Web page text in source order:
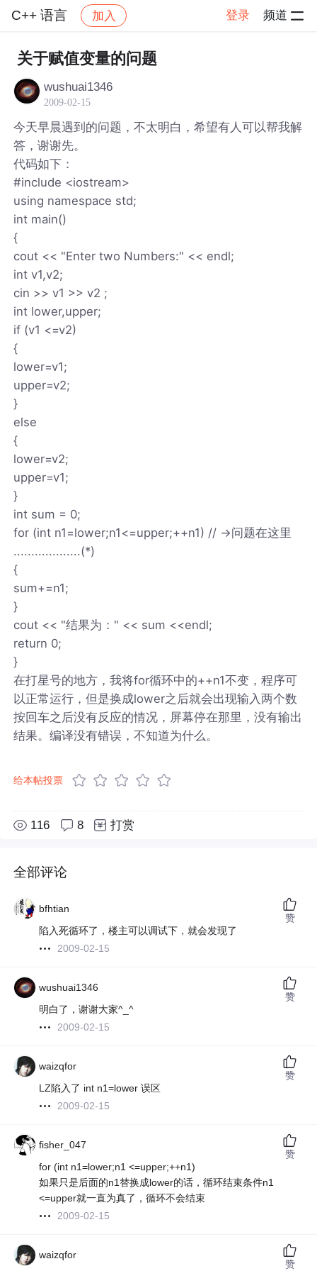
C++ 语言 加入 登录 频道
社区 C++ 语言 帖子详情
关于赋值变量的问题
wushuai1346
2009-02-15
今天早晨遇到的问题，不太明白，希望有人可以帮我解
答，谢谢先。
代码如下：
#include <iostream>
using namespace std;
int main()
{
cout << "Enter two Numbers:" << endl;
int v1,v2;
cin >> v1 >> v2 ;
int lower,upper;
if (v1 <=v2)
{
lower=v1;
upper=v2;
}
else
{
lower=v2;
upper=v1;
}
int sum = 0;
for (int n1=lower;n1<=upper;++n1) // ->问题在这里
...................(*)
{
sum+=n1;
}
cout << "结果为：" << sum <<endl;
return 0;
}
在打星号的地方，我将for循环中的++n1不变，程序可
以正常运行，但是换成lower之后就会出现输入两个数
按回车之后没有反应的情况，屏幕停在那里，没有输出
结果。编译没有错误，不知道为什么。
给本帖投票
116 8 打赏
全部评论
bfhtian
陷入死循环了，楼主可以调试下，就会发现了
2009-02-15
赞
wushuai1346
明白了，谢谢大家^_^
2009-02-15
赞
waizqfor
LZ陷入了 int n1=lower 误区
2009-02-15
赞
fisher_047
for (int n1=lower;n1 <=upper;++n1)
如果只是后面的n1替换成lower的话，循环结束条件n1
<=upper就一直为真了，循环不会结束
2009-02-15
赞
waizqfor
赞